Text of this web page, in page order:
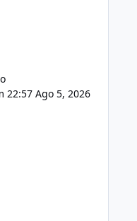
22:57 Ago 5, 2026